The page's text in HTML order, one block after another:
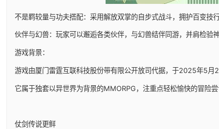
不是羁较量与功夫搭配：采用解放双掌的自步式战斗，拥护百变技
伙伴与幻兽：玩家可以邂逅各类伙伴，与幻兽结伴同游，并肩检验
游戏背景：
游戏由厦门雷霆互联科技股份带有限公开放司代据，于2025年5
它属于独套以异世界为背景的MMORPG，注重点轻松愉快的冒险
仗剑传说更鲜